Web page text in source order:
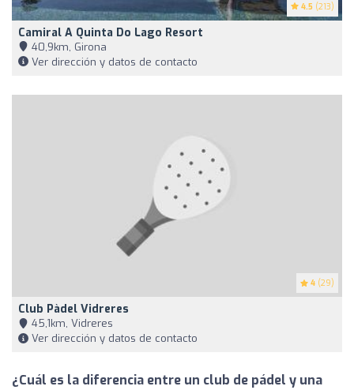
4.5 (213)
Camiral A Quinta Do Lago Resort
40,9km, Girona
Ver dirección y datos de contacto
4 (29)
Club Pàdel Vidreres
45,1km, Vidreres
Ver dirección y datos de contacto
¿Cuál es la diferencia entre un club de pádel y una